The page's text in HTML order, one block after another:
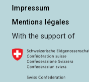
Impressum
Mentions légales
With the support of